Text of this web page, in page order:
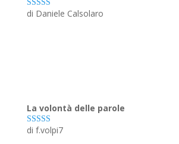
Valutato5 su
di Daniele Calsolaro
La volontà delle parole
Valutato5su
di f.volpi7